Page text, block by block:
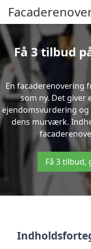
Få 3 tilbud
En facaderenovering
som ny. Det giver
ejendomsvurdering
dens murværk.
Få 3